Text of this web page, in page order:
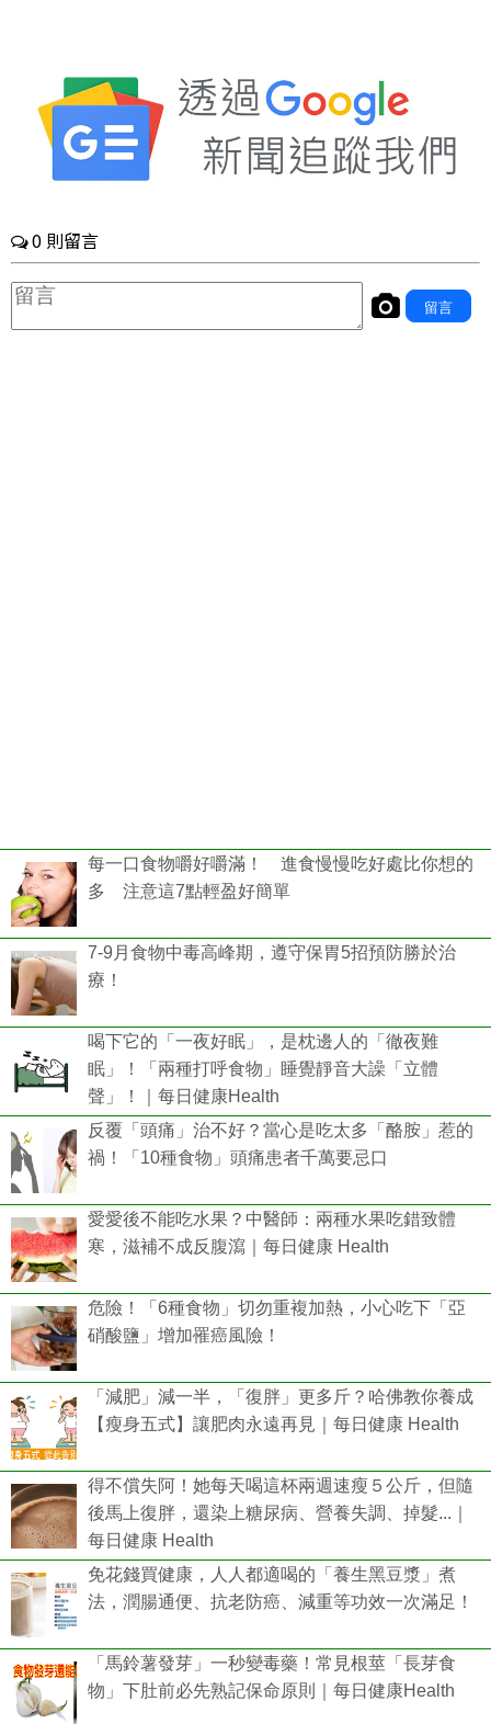
每一口食物嚼好嚼滿！ 進食慢慢吃好處比你想的
多 注意這7點輕盈好簡單
7-9月食物中毒高峰期，遵守保胃5招預防勝於治
療！
喝下它的「一夜好眠」，是枕邊人的「徹夜難
眠」！「兩種打呼食物」睡覺靜音大譟「立體
聲」！｜每日健康Health
反覆「頭痛」治不好？當心是吃太多「酪胺」惹的
禍！「10種食物」頭痛患者千萬要忌口
愛愛後不能吃水果？中醫師：兩種水果吃錯致體
寒，滋補不成反腹瀉｜每日健康 Health
危險！「6種食物」切勿重複加熱，小心吃下「亞
硝酸鹽」增加罹癌風險！
「減肥」減一半，「復胖」更多斤？哈佛教你養成
【瘦身五式】讓肥肉永遠再見｜每日健康 Health
得不償失阿！她每天喝這杯兩週速瘦５公斤，但隨
後馬上復胖，還染上糖尿病、營養失調、掉髮...｜
每日健康 Health
免花錢買健康，人人都適喝的「養生黑豆漿」煮
法，潤腸通便、抗老防癌、減重等功效一次滿足！
「馬鈴薯發芽」一秒變毒藥！常見根莖「長芽食
物」下肚前必先熟記保命原則｜每日健康Health